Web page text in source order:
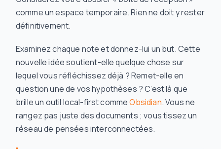
comme un espace temporaire. Rien ne doit y rester
définitivement.
Examinez chaque note et donnez-lui un but. Cette
nouvelle idée soutient-elle quelque chose sur
lequel vous réfléchissez déjà ? Remet-elle en
question une de vos hypothèses ? C’est là que
brille un outil local-first commeObsidian. Vous ne
rangez pas juste des documents ; vous tissez un
réseau de pensées interconnectées.